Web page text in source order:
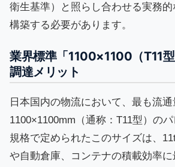
衛生基準）と照らし合わせる実務
構築する必要があります。
業界標準「1100×1100（T11
調達メリット
日本国内の物流において、最も流
1100×1100mm（通称：T11型）の
規格で定められたこのサイズは、
や自動倉庫、コンテナの積載効率